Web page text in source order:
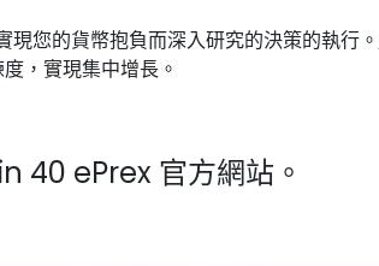
您的貨幣抱負而深入研究的決策的執行。
，實現集中增長。
40 ePrex 官方網站。